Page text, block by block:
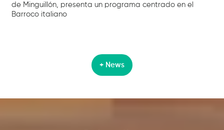
de Minguillón, presenta un programa centrado en el
Barroco italiano
+ News